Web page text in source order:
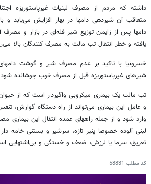
داشته که مردم از مصرف لبنیات غیرپاستوریزه
متعاقب آن شیردهی دامها در بهار افزایش می‌یابد و
دامها پس از زایمان توزیع شیر فله‌ای در بازار و
یافته و خطر انتقال تب مالت به مصرف‌ کنندگان بالا
خسرونیا با تاکید بر عدم مصرف شیر و گوشت
شیرهای غیرپاستوریزه قبل از مصرف خوب جوشانده شود.
تب مالت یک بیماری میکروبی واگیردار است که از
و عامل این بیماری می‌تواند از راه دستگاه گوارش،
وارد شود و از جمله راههای عمده انتقال این بیماری
لبنی آلوده خصوصا پنیر تازه، سرشیر و بستنی خامه
تعریق، سرما یا لرزش، ضعف و خستگی و بی‌اشتهایی
کد مطلب 58831